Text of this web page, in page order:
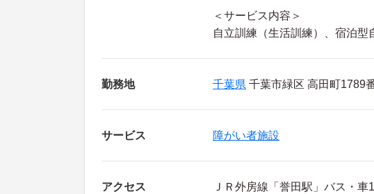
＜サービス内容＞
自立訓練（生活訓練）、宿泊型
勤務地 千葉県 千葉市緑区 高田町1789
サービス 障がい者施設
アクセス ＪＲ外房線「誉田駅」バス・車